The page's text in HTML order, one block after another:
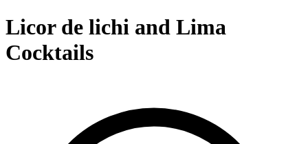
Licor de lichi and Lima
Cocktails